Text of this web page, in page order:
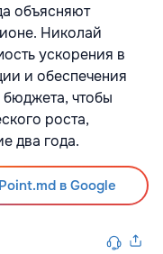
объясняют
Николай
ускорения в
и обеспечения
чтобы
роста,
два года.
в Google